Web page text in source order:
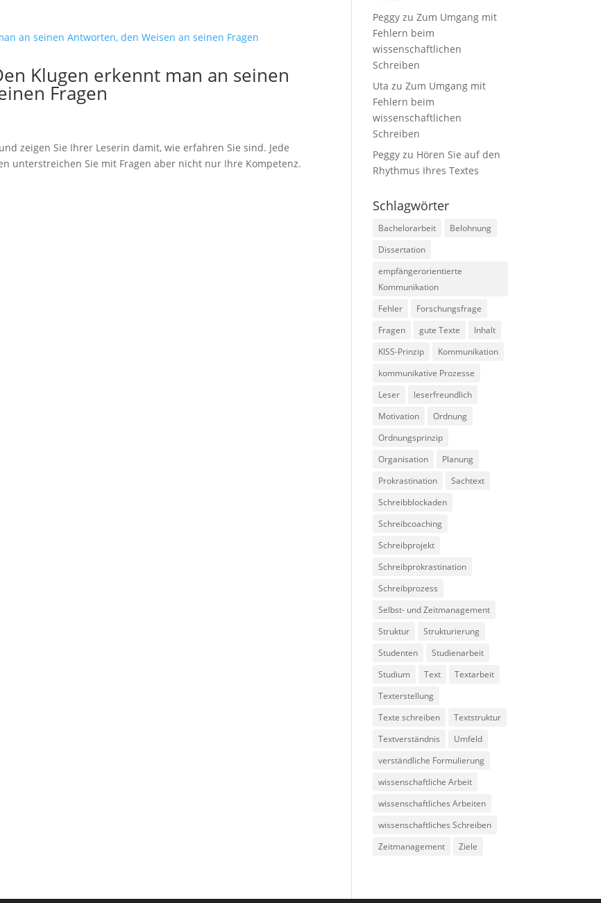
Klugen erkennt man an seinen
Fragen
zeigen Sie Ihrer Leserin damit, wie erfahren Sie sind. Jede
unterstreichen Sie mit Fragen aber nicht nur Ihre Kompetenz.
Peggy zuZum Umgang mit
Fehlern beim
wissenschaftlichen
Schreiben
Uta zuZum Umgang mit
Fehlern beim
wissenschaftlichen
Schreiben
Peggy zu Hören Sie auf den
Rhythmus Ihres Textes
Schlagwörter
Bachelorarbeit
Belohnung
Dissertation
empfängerorientierte
Kommunikation
Fehler
Forschungsfrage
Fragen
gute Texte
Inhalt
KISS-Prinzip
Kommunikation
kommunikative Prozesse
Leser
leserfreundlich
Motivation
Ordnung
Ordnungsprinzip
Organisation
Planung
Prokrastination
Sachtext
Schreibblockaden
Schreibcoaching
Schreibprojekt
Schreibprokrastination
Schreibprozess
Selbst- und Zeitmanagement
Struktur
Strukturierung
Studenten
Studienarbeit
Studium
Text
Textarbeit
Texterstellung
Texte schreiben
Textstruktur
Textverständnis
Umfeld
verständliche Formulierung
wissenschaftliche Arbeit
wissenschaftliches Arbeiten
wissenschaftliches Schreiben
Zeitmanagement
Ziele